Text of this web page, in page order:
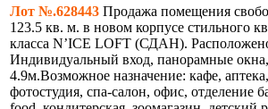
Лот №.628443 Продажа помещения
123.5 кв. м. в новом корпусе стильного
класса N’ICE LOFT (СДАН).
Индивидуальный вход, панорамные
4.9м.Возможное назначение: кафе,
фотостудия, спа-салон, офис, отделение